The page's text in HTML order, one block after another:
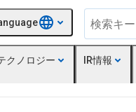
クノロジー IR情報